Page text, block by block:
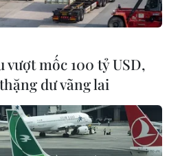
đồng mỗi
Bình
thúc đẩy du
mốc 100 tỷ USD,
dư vãng lai